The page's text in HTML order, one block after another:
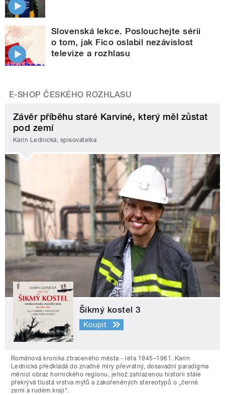
Slovenská lekce. Poslouchejte sérii
o tom, jak Fico oslabil nezávislost
televize a rozhlasu
E-SHOP ČESKÉHO ROZHLASU
Závěr příběhu staré Karviné, který měl zůstat
pod zemí
Karin Lednická, spisovatelka
Šikmý kostel 3
Koupit
Románová kronika ztraceného města - léta 1945–1961. Karin
Lednická předkládá do značné míry převratný, dosavadní paradigma
měnící obraz hornického regionu, jehož zahlazenou historii stále
překrývá tlustá vrstva mýtů a zakořeněných stereotypů o „černé
zemi a rudém kraji“.